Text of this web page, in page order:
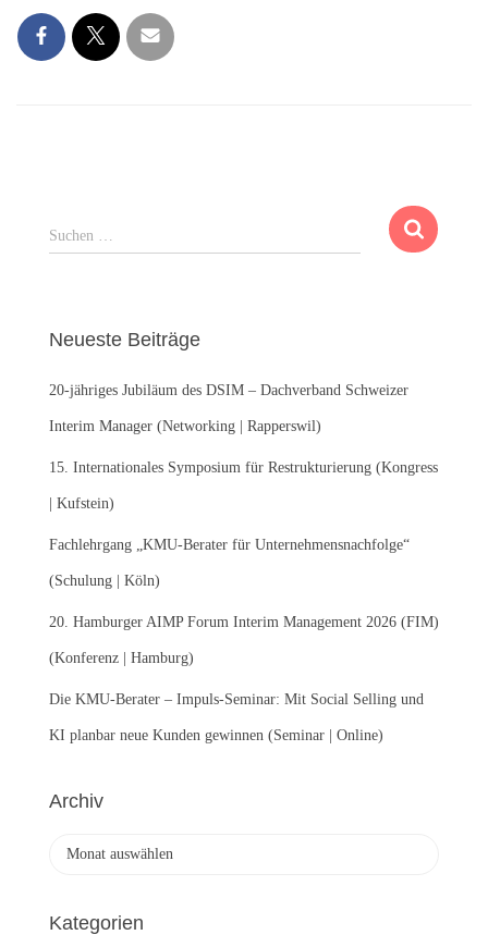
S
u
n
a
c
:
Suchen …
Neueste Beiträge
20-jähriges Jubiläum des DSIM – Dachverband Schweizer
Interim Manager (Networking | Rapperswil)
15. Internationales Symposium für Restrukturierung (Kongress
| Kufstein)
Fachlehrgang „KMU-Berater für Unternehmensnachfolge“
(Schulung | Köln)
20. Hamburger AIMP Forum Interim Management 2026 (FIM)
(Konferenz | Hamburg)
Die KMU-Berater – Impuls-Seminar: Mit Social Selling und
KI planbar neue Kunden gewinnen (Seminar | Online)
Archiv
h
Kategorien